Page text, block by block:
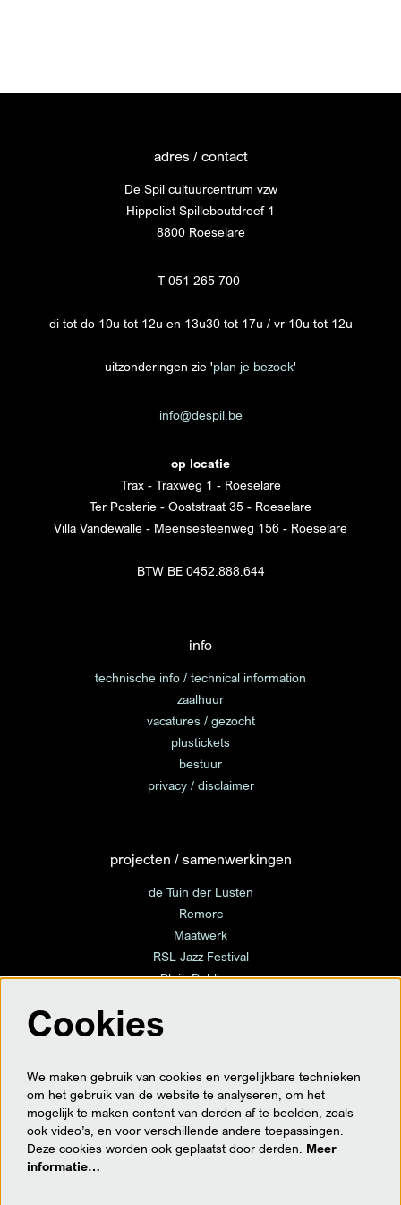
adres / contact
De Spil cultuurcentrum vzw
Hippoliet Spilleboutdreef 1
8800 Roeselare
T 051 265 700
di tot do 10u tot 12u en 13u30 tot 17u / vr 10u tot 12u
uitzonderingen zie 'plan je bezoek'
info@despil.be
op locatie
Trax - Traxweg 1 - Roeselare
Ter Posterie - Ooststraat 35 - Roeselare
Villa Vandewalle - Meensesteenweg 156 - Roeselare
BTW BE 0452.888.644
info
technische info / technical information
zaalhuur
vacatures / gezocht
plustickets
bestuur
privacy / disclaimer
projecten / samenwerkingen
de Tuin der Lusten
Remorc
Maatwerk
RSL Jazz Festival
Plein Publique
meld je hier aan voor de nieuwsbrief
Cookies
We maken gebruik van cookies en vergelijkbare technieken
om het gebruik van de website te analyseren, om het
mogelijk te maken content van derden af te beelden, zoals
ook video’s, en voor verschillende andere toepassingen.
Deze cookies worden ook geplaatst door derden. Meer
informatie…